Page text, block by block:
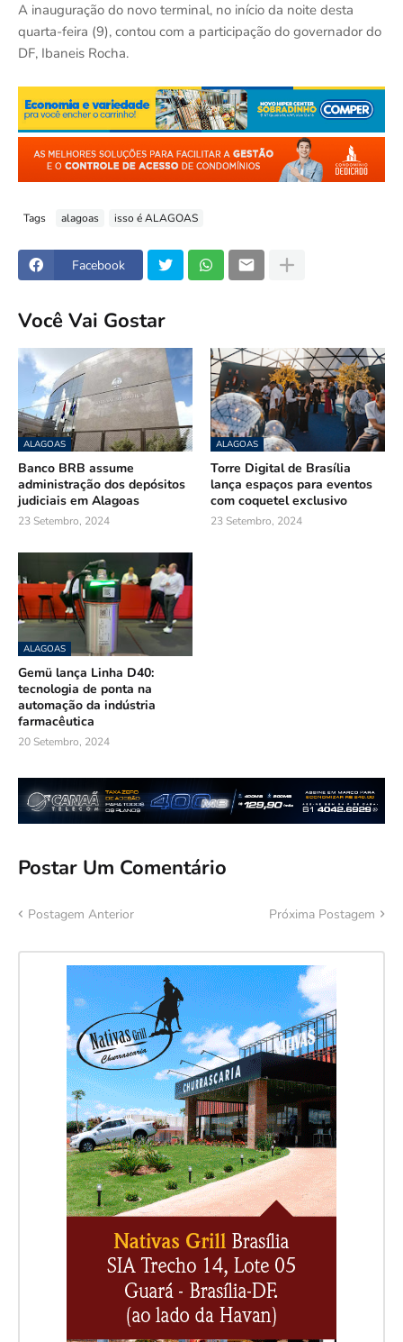
A inauguração do novo terminal, no início da noite desta
quarta-feira (9), contou com a participação do governador do
DF, Ibaneis Rocha.
Tags alagoas isso é ALAGOAS
Facebook
Você Vai Gostar
ALAGOAS
Banco BRB assume
administração dos depósitos
judiciais em Alagoas
23 Setembro, 2024
ALAGOAS
Torre Digital de Brasília
lança espaços para eventos
com coquetel exclusivo
23 Setembro, 2024
ALAGOAS
Gemü lança Linha D40:
tecnologia de ponta na
automação da indústria
farmacêutica
20 Setembro, 2024
Postar Um Comentário
Postagem Anterior Próxima Postagem